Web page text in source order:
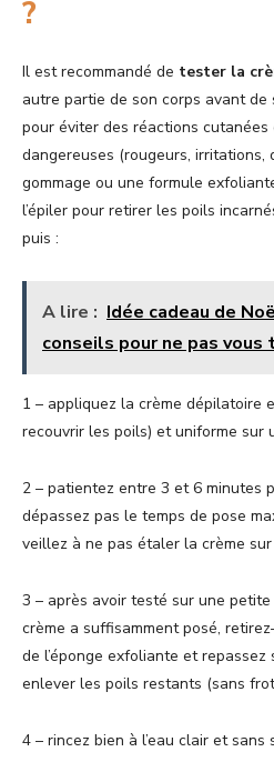
?
Il est recommandé de tester la
autre partie de son corps avant de
pour éviter des réactions cutanées
dangereuses (rougeurs, irritations,
gommage ou une formule
l’épiler pour retirer les poils
puis :
A lire : Idée cadeau de
conseils pour ne pas vous
1 – appliquez la crème dépilatoire
recouvrir les poils) et uniforme sur
2 – patientez entre 3 et 6 minutes
dépassez pas le temps de pose
veillez à ne pas étaler la crème
3 – après avoir testé sur une
crème a suffisamment posé,
de l’éponge exfoliante et
enlever les poils restants (sans
4 – rincez bien à l’eau clair et sans